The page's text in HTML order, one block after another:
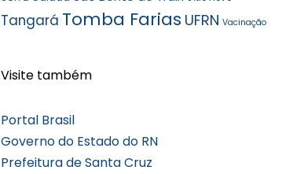
Tangará Tomba Farias UFRN Vacinação
Visite também
Portal Brasil
Governo do Estado do RN
Prefeitura de Santa Cruz